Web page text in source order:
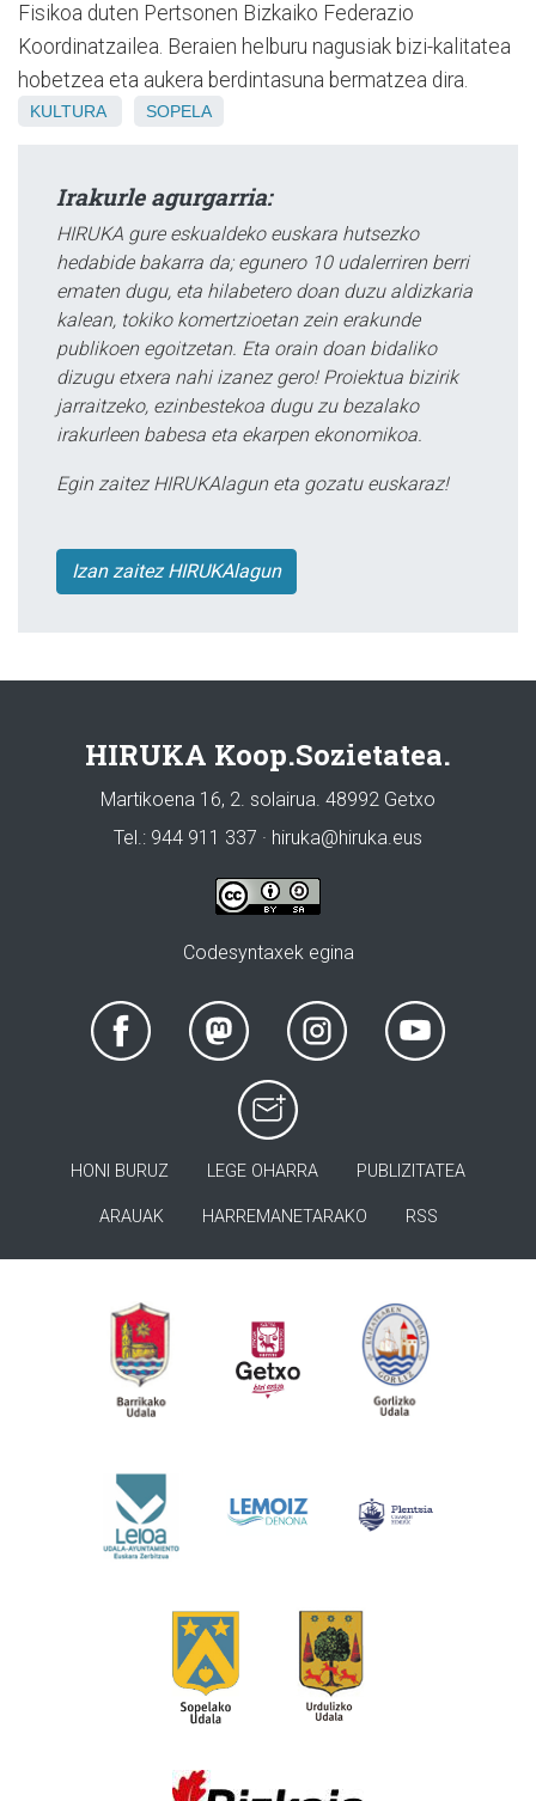
Fisikoa duten Pertsonen Bizkaiko Federazio
Koordinatzailea. Beraien helburu nagusiak bizi-kalitatea
hobetzea eta aukera berdintasuna bermatzea dira.
KULTURA SOPELA
Irakurle agurgarria:
HIRUKA gure eskualdeko euskara hutsezko
hedabide bakarra da; egunero 10 udalerriren berri
ematen dugu, eta hilabetero doan duzu aldizkaria
kalean, tokiko komertzioetan zein erakunde
publikoen egoitzetan. Eta orain doan bidaliko
dizugu etxera nahi izanez gero! Proiektua bizirik
jarraitzeko, ezinbestekoa dugu zu bezalako
irakurleen babesa eta ekarpen ekonomikoa.
Egin zaitez HIRUKAlagun eta gozatu euskaraz!
Izan zaitez HIRUKAlagun
HIRUKA Koop.Sozietatea.
Martikoena 16, 2. solairua. 48992 Getxo
Tel.: 944 911 337 · hiruka@hiruka.eus
Codesyntaxek egina
HONI BURUZ LEGE OHARRA PUBLIZITATEA
ARAUAK HARREMANETARAKO RSS